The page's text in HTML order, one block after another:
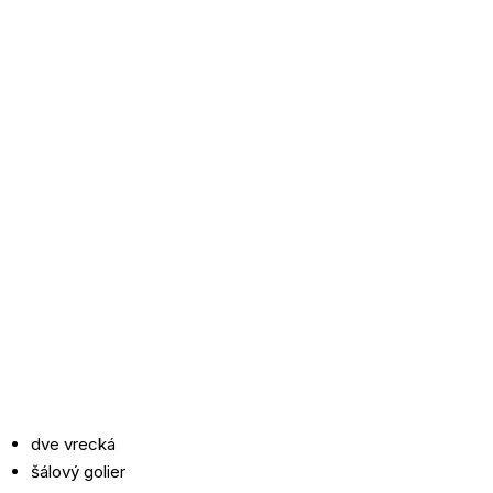
dve vrecká
šálový golier